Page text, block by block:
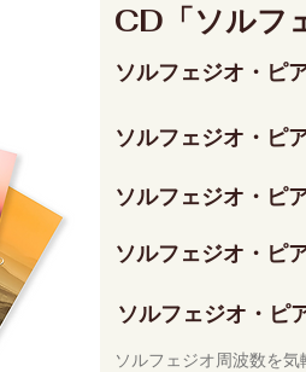
CD「ソルフ
ソルフェジオ・
ソルフェジオ・
ソルフェジオ・
ソルフェジオ・
ソルフェジオ・
ソルフェジオ周波数を